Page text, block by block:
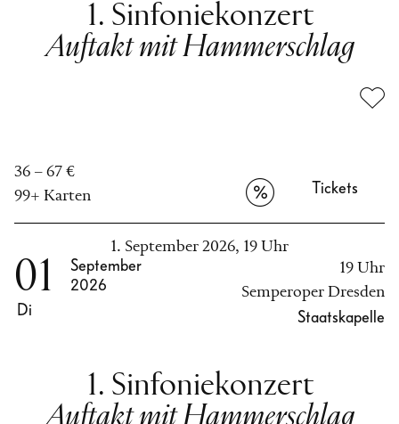
1. Sinfoniekonzert
Auftakt mit Hammerschlag
Tickets
36 – 67 €
99+ Karten
1. Sinfoniekonzert
Auftakt mit Hammerschlag
1. September 2026, 19 Uhr
01
Di
September
2026
19 Uhr
Semperoper Dresden
Staatskapelle